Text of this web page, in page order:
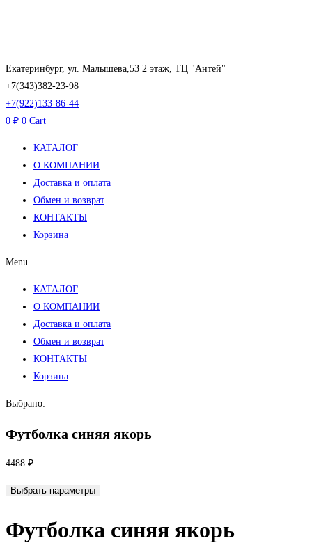
Екатеринбург, ул. Малышева,53 2 этаж, ТЦ "Антей"
+7(343)382-23-98
+7(922)133-86-44
0 ₽ 0 Cart
КАТАЛОГ
О КОМПАНИИ
Доставка и оплата
Обмен и возврат
КОНТАКТЫ
Корзина
Menu
КАТАЛОГ
О КОМПАНИИ
Доставка и оплата
Обмен и возврат
КОНТАКТЫ
Корзина
Выбрано:
Футболка синяя якорь
4488 ₽
Выбрать параметры
Футболка синяя якорь